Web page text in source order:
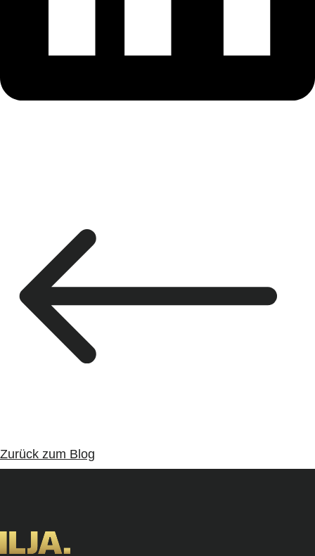
Zurück zum Blog